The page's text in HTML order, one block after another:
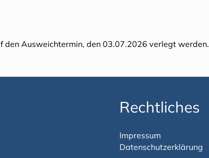
Ausweichtermin, den 03.07.2026 verlegt werden.
Rechtliches
Impressum
Datenschutzerklärung